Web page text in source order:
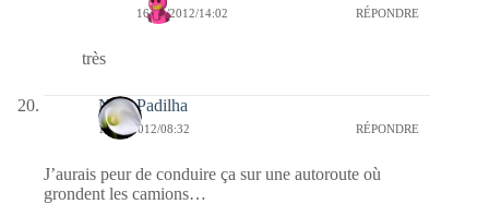
16/09/2012/14:02 RÉPONDRE
très
Nina Padilha
11/09/2012/08:32 RÉPONDRE
J’aurais peur de conduire ça sur une autoroute où
grondent les camions…